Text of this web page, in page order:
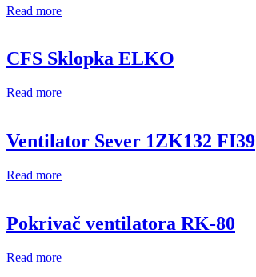
Read more
CFS Sklopka ELKO
Read more
Ventilator Sever 1ZK132 FI39
Read more
Pokrivač ventilatora RK-80
Read more